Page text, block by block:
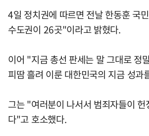
4일 정치권에 따르면 전날 한동훈 국
수도권이 26곳"이라고 밝혔다.
이어 "지금 총선 판세는 말 그대로 정
피땀 흘려 이룬 대한민국의 지금 성
그는 "여러분이 나서서 범죄자들이
다"고 호소했다.